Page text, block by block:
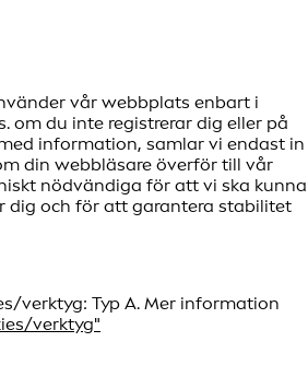
vår webbplats enbart i
om du inte registrerar dig eller på
information, samlar vi endast in
din webbläsare överför till vår
nödvändiga för att vi ska kunna
dig och för att garantera stabilitet
verktyg: Typ A. Mer information
verktyg"